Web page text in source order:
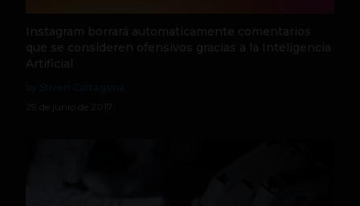
Instagram borrará automaticamente comentarios
que se consideren ofensivos gracias a la Inteligencia
Artificial
29 de junio de 2017